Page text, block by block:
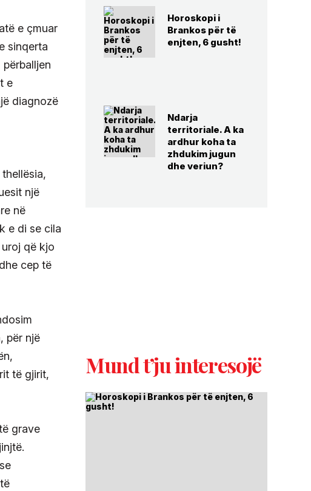
e çmuar
sinqerta
e
diagnozë
një
në
e di se cila
që kjo
cep të
për një
të gjirit,
grave
Horoskopi i
Brankos për të
enjten, 6 gusht!
Ndarja
territoriale. A ka
ardhur koha ta
zhdukim jugun
dhe veriun?
Mund t’ju interesojë